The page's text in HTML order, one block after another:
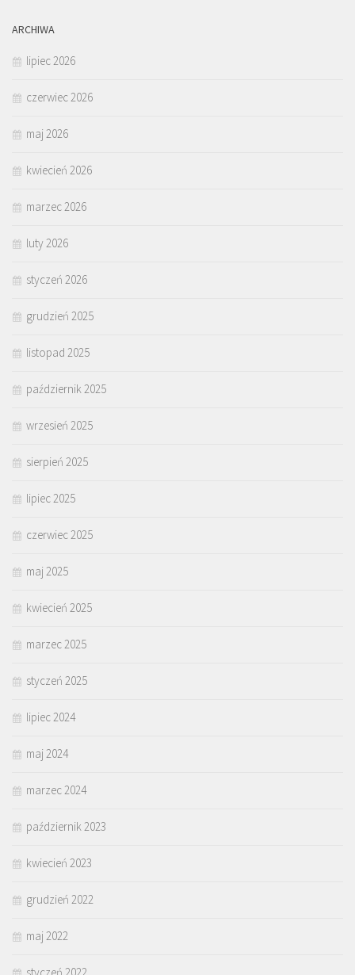
ARCHIWA
lipiec 2026
czerwiec 2026
maj 2026
kwiecień 2026
marzec 2026
luty 2026
styczeń 2026
grudzień 2025
listopad 2025
październik 2025
wrzesień 2025
sierpień 2025
lipiec 2025
czerwiec 2025
maj 2025
kwiecień 2025
marzec 2025
styczeń 2025
lipiec 2024
maj 2024
marzec 2024
październik 2023
kwiecień 2023
grudzień 2022
maj 2022